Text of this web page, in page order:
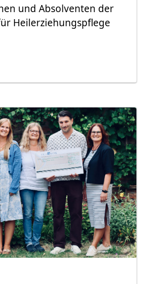
und Absolventen der
Heilerziehungspflege